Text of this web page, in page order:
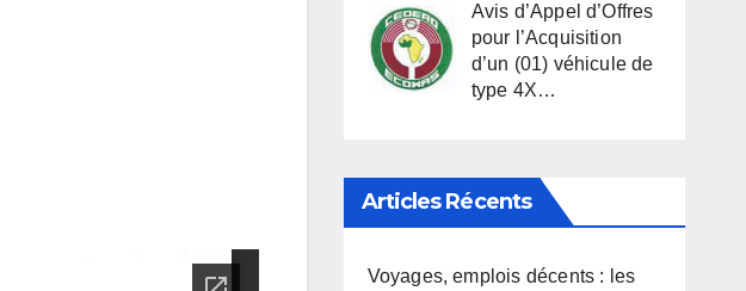
Avis d’Appel d’Offres
pour l’Acquisition
d’un (01) véhicule de
type 4X…
Articles Récents
Voyages, emplois décents : les